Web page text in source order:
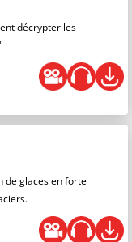
décrypter les
de glaces en forte